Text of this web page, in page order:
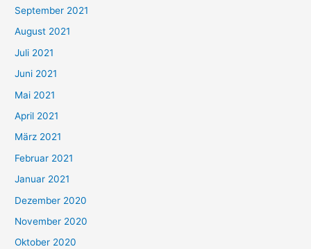
n
n
a
c
h
:
September 2021
August 2021
Juli 2021
Juni 2021
Mai 2021
April 2021
März 2021
Februar 2021
Januar 2021
Dezember 2020
November 2020
Oktober 2020